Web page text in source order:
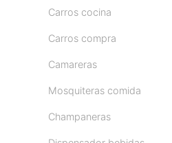
Carros cocina
Carros compra
Camareras
Mosquiteras comida
Champaneras